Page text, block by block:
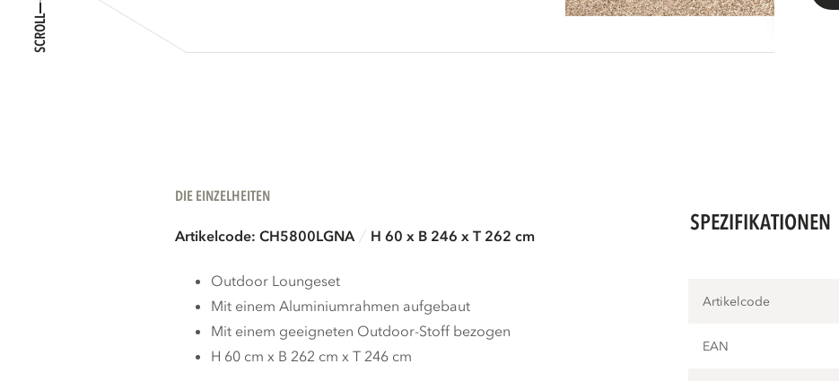
SCROLL
DIE EINZELHEITEN
Artikelcode: CH5800LGNA H 60 x B 246 x T 262 cm
Outdoor Loungeset
Mit einem Aluminiumrahmen aufgebaut
Mit einem geeigneten Outdoor-Stoff bezogen
H 60 cm x B 262 cm x T 246 cm
SPEZIFIKATIONEN
Artikelcode
EAN